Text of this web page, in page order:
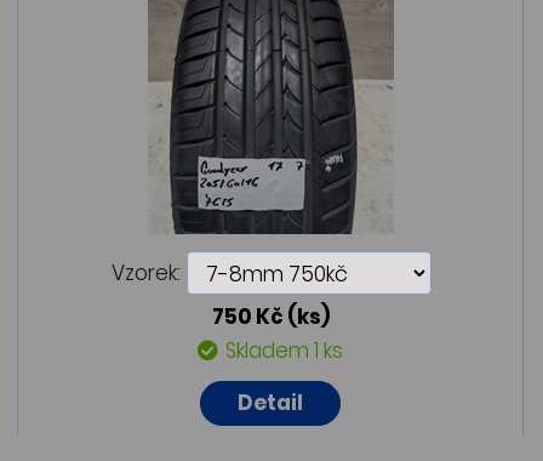
Vzorek:
750 Kč (ks)
Skladem 1 ks
Detail